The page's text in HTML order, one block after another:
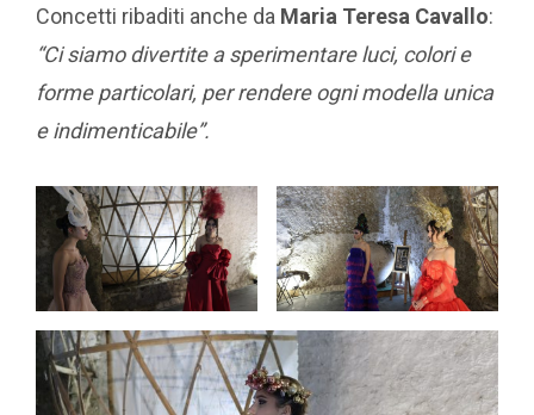
Concetti ribaditi anche da Maria Teresa Cavallo:
“Ci siamo divertite a sperimentare luci, colori e
forme particolari, per rendere ogni modella unica
e indimenticabile”.